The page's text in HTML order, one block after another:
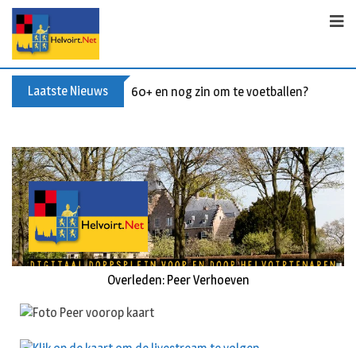
Laatste Nieuws 60+ en nog zin om te voetballen? Kom
Overleden: Peer Verhoeven